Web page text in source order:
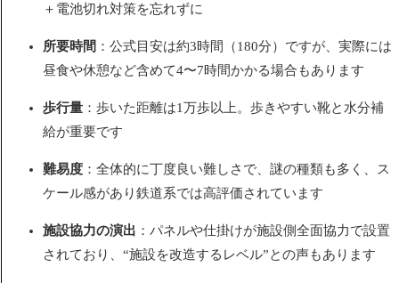
＋電池切れ対策を忘れずに
所要時間 ：公式目安は約3時間（180分）ですが、実際には
昼食や休憩など含めて4〜7時間かかる場合もあります
歩行量 ：歩いた距離は1万歩以上。歩きやすい靴と水分補
給が重要です
難易度 ：全体的に丁度良い難しさで、謎の種類も多く、ス
ケール感があり鉄道系では高評価されています
施設協力の演出 ：パネルや仕掛けが施設側全面協力で設置
されており、“施設を改造するレベル”との声もあります